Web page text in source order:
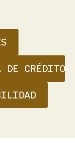
DE CRÉDITO